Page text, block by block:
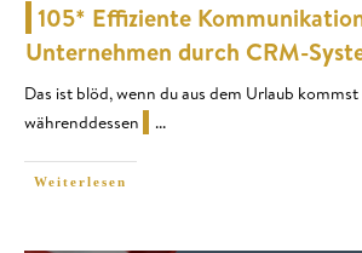
105* Effiziente
Unternehmen durch CRM-
Das ist blöd, wenn du aus dem Urlaub
währenddessen
...
Weiterlesen